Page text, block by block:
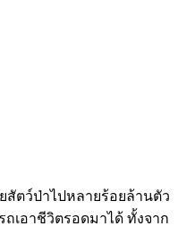
สัตว์ป่าไปหลายร้อยล้านตัว
เอาชีวิตรอดมาได้ ทั้งจาก